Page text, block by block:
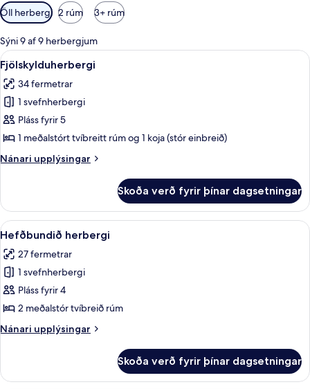
Síur
í
boði
fyrir
herbergi
Öll herbergi 2 rúm 3+ rúm
Sýni 9 af 9 herbergjum
Skoða
allar
myndir
fyrir
Fjölskylduherbergi
Skrifborð, vinnuaðstaða fyrir
5
Fjölskylduherbergi
34 fermetrar
1 svefnherbergi
Pláss fyrir 5
1 meðalstórt tvíbreitt rúm og 1 koja (stór einbreið)
Nánari upplýsingar
Nánari
Skoða verð fyrir þínar dagsetningar
Skoða
allar
myndir
fyrir
Hefðbundið
herbergi
Skrifborð, vinnuaðstaða fyrir
5
Hefðbundið herbergi
27 fermetrar
1 svefnherbergi
Pláss fyrir 4
2 meðalstór tvíbreið rúm
Nánari upplýsingar
Nánari
herbergi
Skoða verð fyrir þínar dagsetningar